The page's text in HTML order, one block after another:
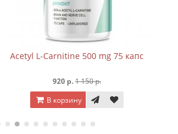
L-Carnitine 500 mg 75 капc
1 150 р.
В корзину